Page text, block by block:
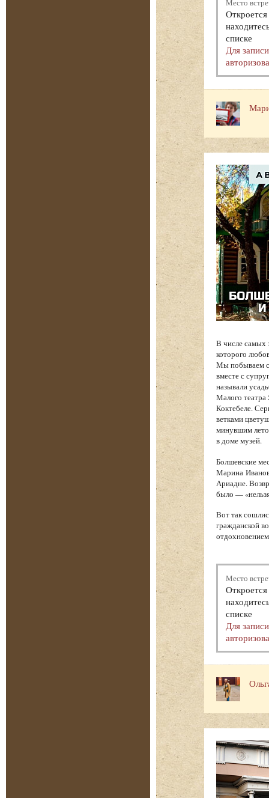
Место
списке
Для
В числе самых
которого
Мы побываем с
вместе с
называли
Малого
Коктебеле.
ветками
минувшим
в доме музей.
Болшевские
Марина
Ариадне.
было —
Вот так
гражданской
Место
списке
Для